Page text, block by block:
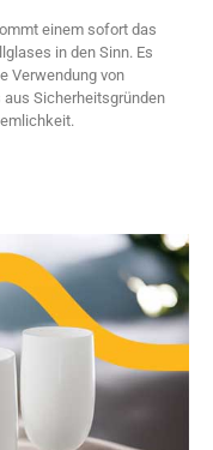
einem sofort das
in den Sinn. Es
Verwendung von
Sicherheitsgründen